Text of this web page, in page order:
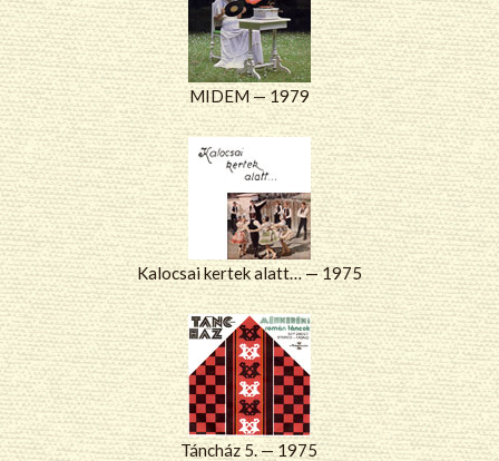
MIDEM — 1979
Kalocsai kertek alatt… — 1975
Táncház 5. — 1975